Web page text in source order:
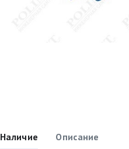
Наличие Описание